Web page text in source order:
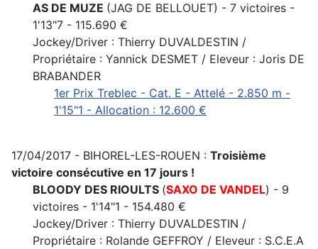
AS DE MUZE (JAG DE BELLOUET) - 7 victoires -
1'13"7 - 115.690 €
Jockey/Driver : Thierry DUVALDESTIN /
Propriétaire : Yannick DESMET / Eleveur : Joris DE
BRABANDER
1er Prix Treblec - Cat. E - Attelé - 2.850 m -
1'15"1 - Allocation : 12.600 €
17/04/2017 - BIHOREL-LES-ROUEN : Troisième
victoire consécutive en 17 jours !
BLOODY DES RIOULTS (SAXO DE VANDEL) - 9
victoires - 1'14"1 - 154.480 €
Jockey/Driver : Thierry DUVALDESTIN /
Propriétaire : Rolande GEFFROY / Eleveur : S.C.E.A